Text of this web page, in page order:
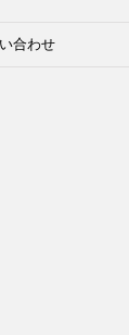
合わせ